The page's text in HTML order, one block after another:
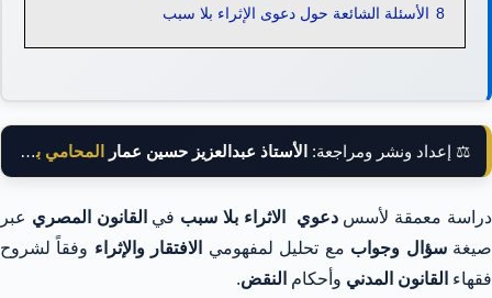
8 الأسئلة الشائعة حول دعوى الإثراء بلا سبب
⚖️ إعداد ونشر ومراجعة: الأستاذ عبدالعزيز حسين عمار المحامي بالنقض
دراسة معمقة لأسسدعوي الاثراء بلا سبب في القانون المصري عبر
صيغةسؤال وجواب مع تحليل لمفهومي الافتقار والإثراء وفقاً لشروح
فقهاء القانون المدني وأحكام النقض.